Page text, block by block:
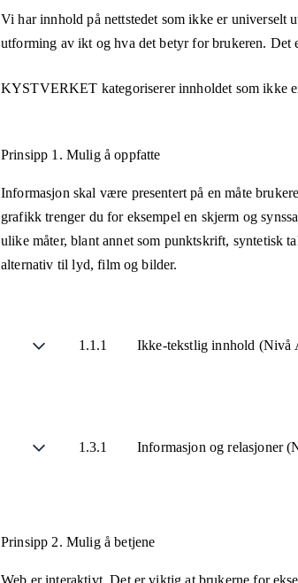
Vi har innhold på nettstedet som ikke er
utforming av ikt og hva det betyr for brukeren. Det
KYSTVERKET kategoriserer innholdet som ikke
Prinsipp 1. Mulig å oppfatte
Informasjon skal være presentert på en måte
grafikk trenger du for eksempel en skjerm og
ulike måter, blant annet som punktskrift, syntetisk
alternativ til lyd, film og bilder.
1.1.1 Ikke-tekstlig innhold (Nivå
1.3.1 Informasjon og relasjoner
Prinsipp 2. Mulig å betjene
Web er interaktivt. Det er viktig at brukerne for